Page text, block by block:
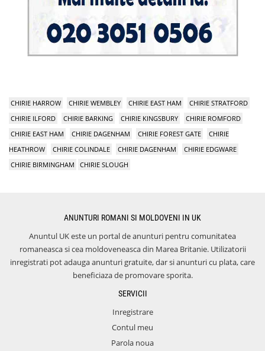
CHIRIE HARROW CHIRIE WEMBLEY CHIRIE EAST HAM
CHIRIE STRATFORD
CHIRIE ILFORD
CHIRIE BARKING CHIRIE KINGSBURY
CHIRIE ROMFORD
CHIRIE EAST HAM
CHIRIE DAGENHAM CHIRIE FOREST GATE
CHIRIE
HEATHROW
CHIRIE COLINDALE CHIRIE DAGENHAM
CHIRIE EDGWARE
CHIRIE BIRMINGHAM
CHIRIE SLOUGH
ANUNTURI ROMANI SI MOLDOVENI IN UK
Anuntul UK este un portal de anunturi pentru comunitatea
romaneasca si cea moldoveneasca din Marea Britanie. Utilizatorii
inregistrati pot adauga anunturi gratuite, dar si anunturi cu plata, care
beneficiaza de promovare sporita.
SERVICII
Inregistrare
Contul meu
Parola noua